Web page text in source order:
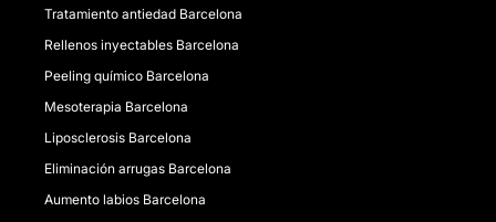
Tratamiento antiedad Barcelona
Rellenos inyectables Barcelona
Peeling químico Barcelona
Mesoterapia Barcelona
Liposclerosis Barcelona
Eliminación arrugas Barcelona
Aumento labios Barcelona